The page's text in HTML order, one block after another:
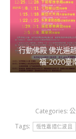
行動佛殿 佛光遍
福-2020臺
Categories:
Tags:
恆性嘉措仁波且